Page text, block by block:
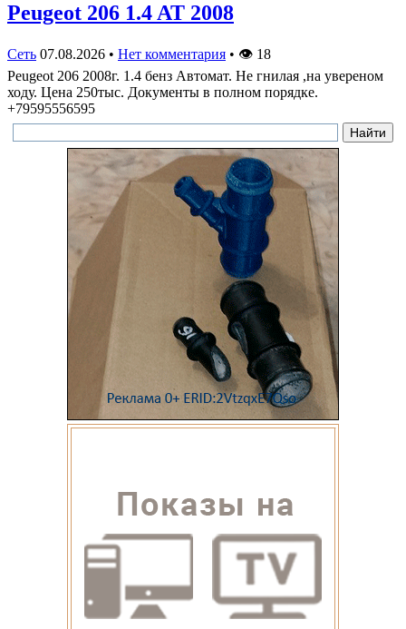
Peugeot 206 1.4 AT 2008
Сеть 07.08.2026 • Нет комментария • 👁 18
Peugeot 206 2008г. 1.4 бенз Автомат. Не гнилая ,на увереном
ходу. Цена 250тыс. Документы в полном порядке.
+79595556595